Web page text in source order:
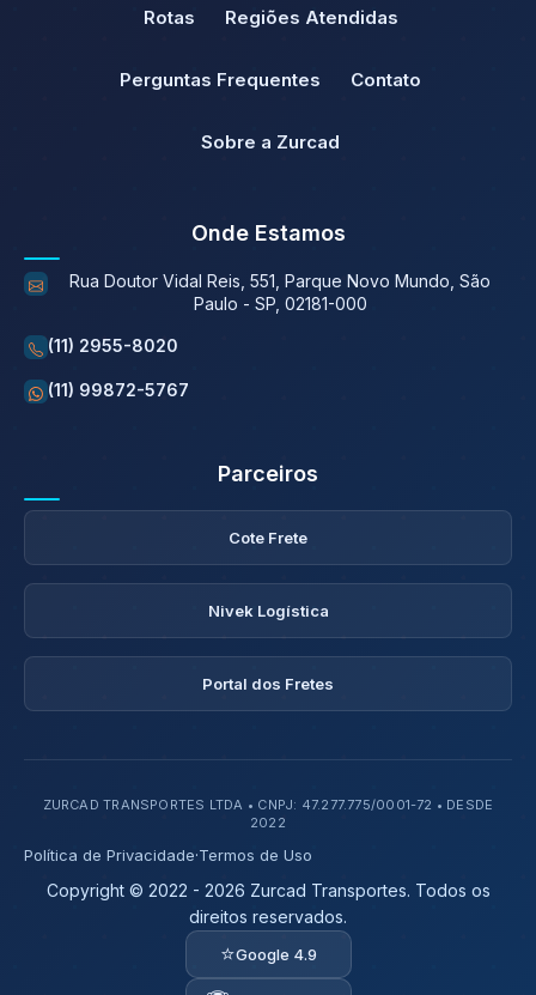
Rotas Regiões Atendidas
Perguntas Frequentes Contato
Sobre a Zurcad
Onde Estamos
Rua Doutor Vidal Reis, 551, Parque Novo Mundo, São
Paulo - SP, 02181-000
(11) 2955-8020
(11) 99872-5767
Parceiros
Cote Frete
Nivek Logística
Portal dos Fretes
ZURCAD TRANSPORTES LTDA • CNPJ: 47.277.775/0001-72 • DESDE
2022
Política de Privacidade·Termos de Uso
Copyright © 2022 - 2026 Zurcad Transportes. Todos os
direitos reservados.
⭐Google 4.9